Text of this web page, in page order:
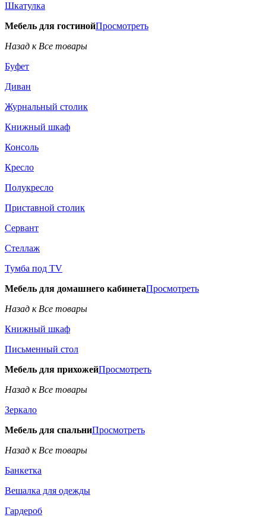
Шкатулка
Мебель для гостинойПросмотреть
Назад к Все товары
Буфет
Диван
Журнальный столик
Книжный шкаф
Консоль
Кресло
Полукресло
Приставной столик
Сервант
Стеллаж
Тумба под TV
Мебель для домашнего кабинетаПросмотреть
Назад к Все товары
Книжный шкаф
Письменный стол
Мебель для прихожейПросмотреть
Назад к Все товары
Зеркало
Мебель для спальниПросмотреть
Назад к Все товары
Банкетка
Вешалка для одежды
Гардероб